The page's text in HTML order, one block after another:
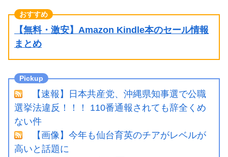
【無料・激安】Amazon Kindle本のセール情報
まとめ
【速報】日本共産党、沖縄県知事選で公職
選挙法違反！！！ 110番通報されても辞全くめ
ない件
【画像】今年も仙台育英のチアがレベルが
高いと話題に